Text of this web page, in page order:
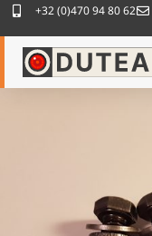
+32 (0)470 94 80 62